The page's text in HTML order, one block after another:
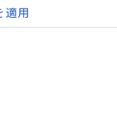
適用